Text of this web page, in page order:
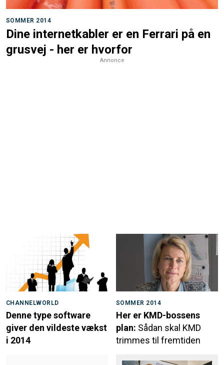
SOMMER 2014
Dine internetkabler er en Ferrari på en
grusvej - her er hvorfor
Annonce
CHANNELWORLD
Denne type software
giver den vildeste vækst
i 2014
SOMMER 2014
Her er KMD-bossens
plan: Sådan skal KMD
trimmes til fremtiden